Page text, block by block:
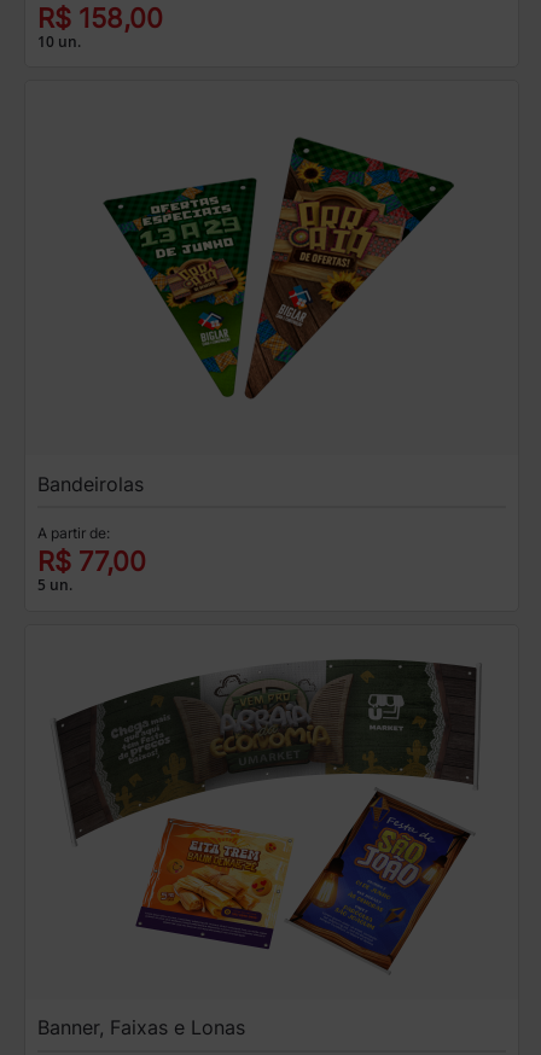
R$ 158,00
10 un.
Bandeirolas
A partir de:
R$ 77,00
5 un.
Banner, Faixas e Lonas